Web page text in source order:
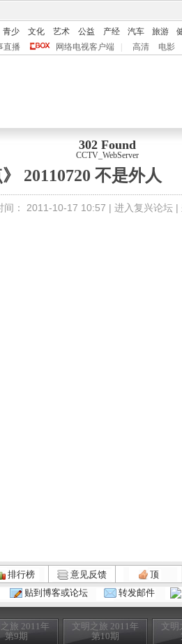
青少 文化 艺术 公益 产经 汽车 旅游
直播 网络电视客户端 高清 电影
302 Found
CCTV_WebServer
》 20110720 不是外人
间： 2011-10-17 10:57 | 进入复兴论坛 |
排行榜 意见反馈 顶
贴到博客或论坛 转发邮件
旅 2011年
第9期
文明之旅 2011年
第10期
文明